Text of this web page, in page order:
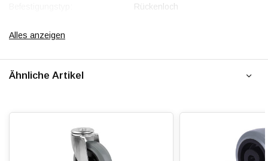
Rückenloch
Gabel:
Radlagerung: Rollenlager
Elastischer Gummi, vulkanisiert
Alles anzeigen
Ähnliche Artikel